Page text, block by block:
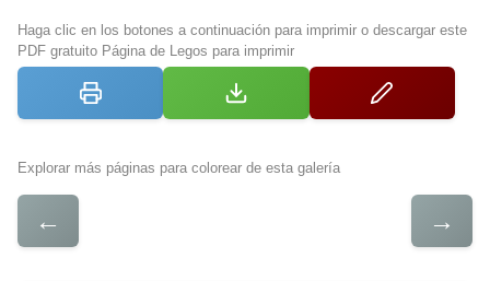
Haga clic en los botones a continuación para imprimir o descargar este
PDF gratuito Página de Legos para imprimir
Explorar más páginas para colorear de esta galería
← →